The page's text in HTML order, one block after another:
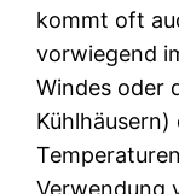
kommt oft
vorwiegend
Windes oder
Verwendung